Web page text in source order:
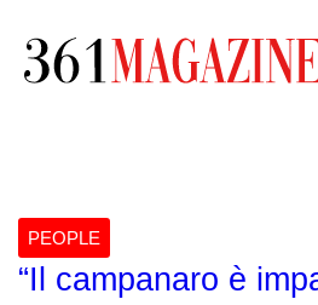
PEOPLE
“Il campanaro è